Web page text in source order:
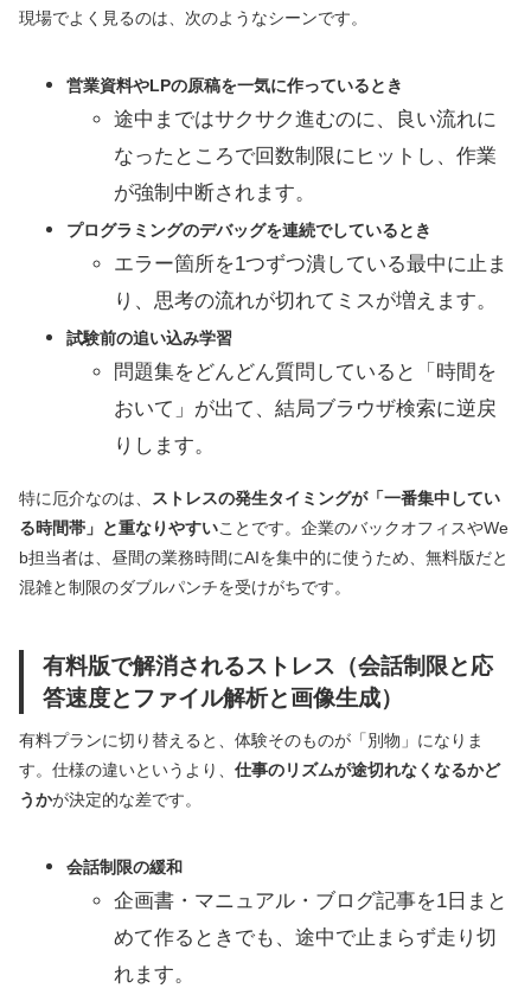
現場でよく見るのは、次のようなシーンです。
営業資料やLPの原稿を一気に作っているとき
途中まではサクサク進むのに、良い流れに
なったところで回数制限にヒットし、作業
が強制中断されます。
プログラミングのデバッグを連続でしているとき
エラー箇所を1つずつ潰している最中に止ま
り、思考の流れが切れてミスが増えます。
試験前の追い込み学習
問題集をどんどん質問していると「時間を
おいて」が出て、結局ブラウザ検索に逆戻
りします。
特に厄介なのは、 ストレスの発生タイミングが「一番集中してい
る時間帯」と重なりやすいことです。企業のバックオフィスやWe
b担当者は、昼間の業務時間にAIを集中的に使うため、無料版だと
混雑と制限のダブルパンチを受けがちです。
有料版で解消されるストレス（会話制限と応
答速度とファイル解析と画像生成）
有料プランに切り替えると、体験そのものが「別物」になりま
す。仕様の違いというより、 仕事のリズムが途切れなくなるかど
うかが決定的な差です。
会話制限の緩和
企画書・マニュアル・ブログ記事を1日まと
めて作るときでも、途中で止まらず走り切
れます。